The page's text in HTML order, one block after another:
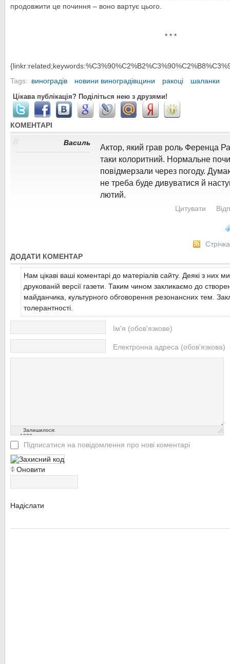
продовжити це починня – воно вартує цього.
* * *
Tags: виноградів новини виноградівщини ракоці шаланки
Цікава публікація? Поділіться нею з друзями!
КОМЕНТАРІ
# Василь
Актор, який грав роль Ференца
таки колоритний. Нормальне
повідмерзали через погоду.
не треба буде дивуватися й
лютий.
Цитувати
ДОДАТИ КОМЕНТАР
Нам цікаві ваші коментарі до матеріалів сайту. Деякі з них
друкованій версії газети. Таким чином закликаємо до
майданчика, культурного обговорення резонансних тем.
толерантності.
Ім'я (обов'язкове)
Електронна адреса (обов'язкова)
Залишилося:
1000символів
Підписатися на повідомлення про нові коментарі
Оновити
Надіслати